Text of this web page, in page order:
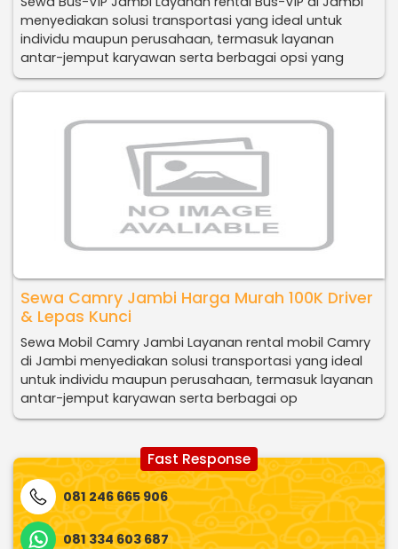
menyediakan solusi transportasi yang ideal untuk
individu maupun perusahaan, termasuk layanan
antar-jemput karyawan serta berbagai opsi yang
Sewa Camry Jambi Harga Murah 100K Driver
& Lepas Kunci
Sewa Mobil Camry Jambi Layanan rental mobil Camry
di Jambi menyediakan solusi transportasi yang ideal
untuk individu maupun perusahaan, termasuk layanan
antar-jemput karyawan serta berbagai op
Fast Response
081 246 665 906
081 334 603 687